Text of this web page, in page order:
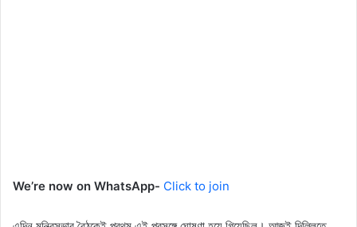
We’re now on WhatsApp- Click to join